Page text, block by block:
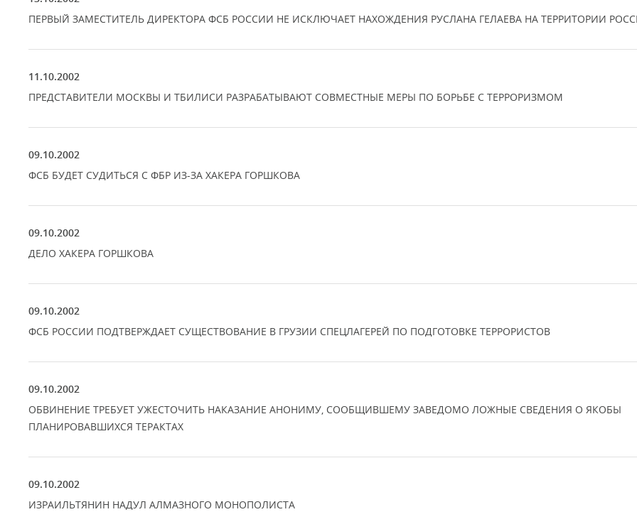
ПЕРВЫЙ ЗАМЕСТИТЕЛЬ ДИРЕКТОРА ФСБ РОССИИ НЕ ИСКЛЮЧАЕТ НАХОЖДЕНИЯ РУСЛАНА ГЕЛАЕВА НА ТЕРРИТОРИИ
11.10.2002
ПРЕДСТАВИТЕЛИ МОСКВЫ И ТБИЛИСИ РАЗРАБАТЫВАЮТ СОВМЕСТНЫЕ МЕРЫ ПО БОРЬБЕ С ТЕРРОРИЗМОМ
09.10.2002
ФСБ БУДЕТ СУДИТЬСЯ С ФБР ИЗ-ЗА ХАКЕРА ГОРШКОВА
09.10.2002
ДЕЛО ХАКЕРА ГОРШКОВА
09.10.2002
ФСБ РОССИИ ПОДТВЕРЖДАЕТ СУЩЕСТВОВАНИЕ В ГРУЗИИ СПЕЦЛАГЕРЕЙ ПО ПОДГОТОВКЕ ТЕРРОРИСТОВ
09.10.2002
ОБВИНЕНИЕ ТРЕБУЕТ УЖЕСТОЧИТЬ НАКАЗАНИЕ АНОНИМУ, СООБЩИВШЕМУ ЗАВЕДОМО ЛОЖНЫЕ СВЕДЕНИЯ О ЯКОБЫ
ПЛАНИРОВАВШИХСЯ ТЕРАКТАХ
09.10.2002
ИЗРАИЛЬТЯНИН НАДУЛ АЛМАЗНОГО МОНОПОЛИСТА